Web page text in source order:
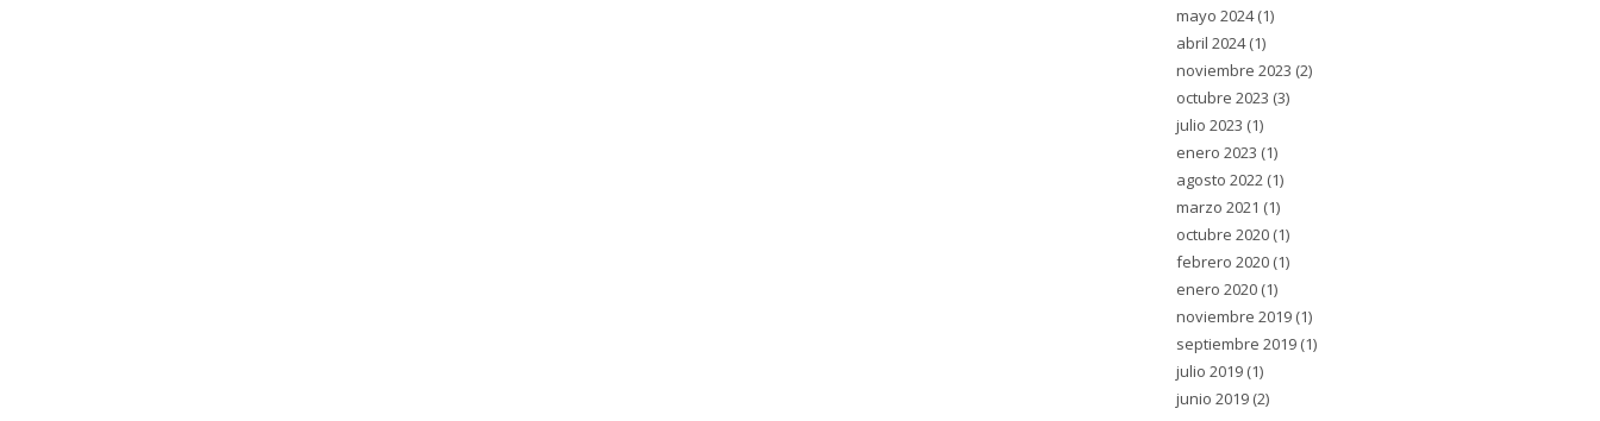
mayo 2024(1)
abril 2024(1)
noviembre 2023 (2)
octubre 2023 (3)
julio 2023 (1)
enero 2023 (1)
agosto 2022(1)
marzo 2021 (1)
octubre 2020(1)
febrero 2020(1)
enero 2020(1)
noviembre 2019(1)
septiembre 2019(1)
julio 2019(1)
junio 2019(2)